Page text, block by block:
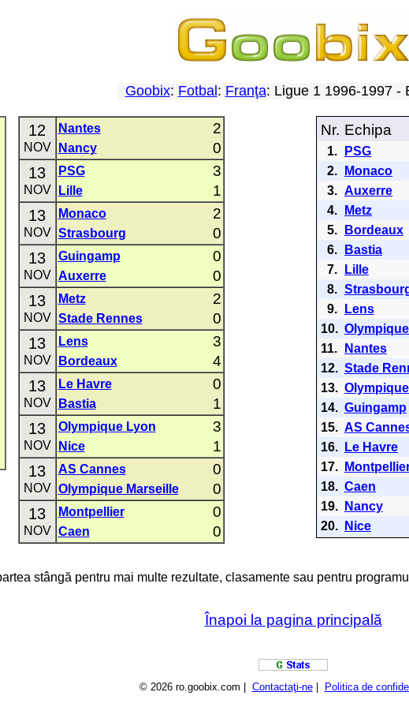
Goobix: Fotbal : Franţa: Ligue 1 1996-1997 -
12
NOV
Nantes 2
Nancy 0
13
NOV
PSG 3
Lille 1
13
NOV
Monaco 2
Strasbourg 0
13
NOV
Guingamp 0
Auxerre 0
13
NOV
Metz 2
Stade Rennes 0
13
NOV
Lens 3
Bordeaux 4
13
NOV
Le Havre 0
Bastia 1
13
NOV
Olympique Lyon 3
Nice 1
13
NOV
AS Cannes 0
Olympique Marseille 0
13
NOV
Montpellier 0
Caen 0
Nr. Echipa
1. PSG
2.
Monaco
3. Auxerre
4.
Metz
5.
Bordeaux
6.
Bastia
7.
Lille
8.
9.
Lens
10.
11.
Nantes
12. Stade
13.
14. Guingamp
15. AS
16.
Le Havre
17.
18. Caen
19.
Nancy
20.
Nice
stângă pentru mai multe rezultate, clasamente sau pentru
Înapoi la pagina principală
© 2026 ro.goobix.com | Contactaţi-ne| Politica de